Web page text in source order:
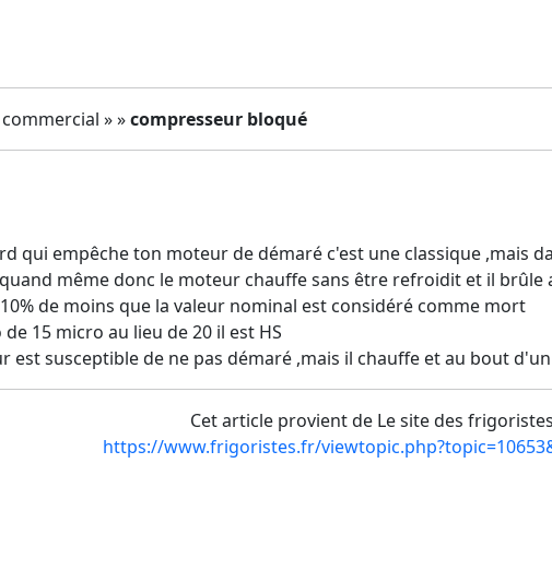
» »compresseur bloqué
qui empêche ton moteur de démaré c'est une classique ,mais
même donc le moteur chauffe sans être refroidit et il
de moins que la valeur nominal est considéré comme mort
15 micro au lieu de 20 il est HS
est susceptible de ne pas démaré ,mais il chauffe et au bout
Cet article provient de Le site des frigoristes
https://www.frigoristes.fr/